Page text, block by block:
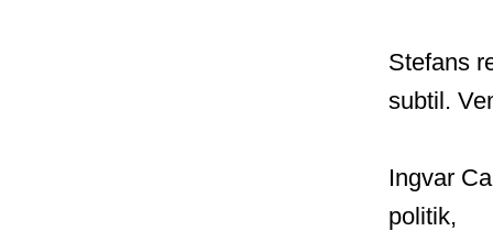
Stefans
subtil.
Ingvar
politik,